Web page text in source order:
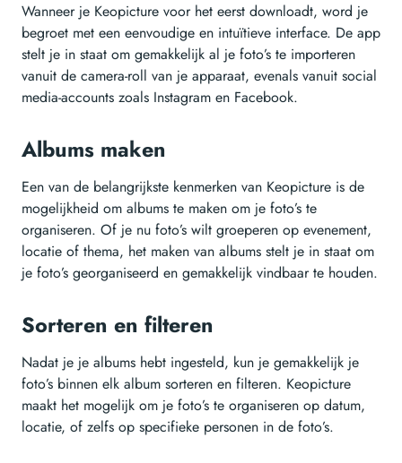
Wanneer je Keopicture voor het eerst downloadt, word je
begroet met een eenvoudige en intuïtieve interface. De app
stelt je in staat om gemakkelijk al je foto’s te importeren
vanuit de camera-roll van je apparaat, evenals vanuit social
media-accounts zoals Instagram en Facebook.
Albums maken
Een van de belangrijkste kenmerken van Keopicture is de
mogelijkheid om albums te maken om je foto’s te
organiseren. Of je nu foto’s wilt groeperen op evenement,
locatie of thema, het maken van albums stelt je in staat om
je foto’s georganiseerd en gemakkelijk vindbaar te houden.
Sorteren en filteren
Nadat je je albums hebt ingesteld, kun je gemakkelijk je
foto’s binnen elk album sorteren en filteren. Keopicture
maakt het mogelijk om je foto’s te organiseren op datum,
locatie, of zelfs op specifieke personen in de foto’s.